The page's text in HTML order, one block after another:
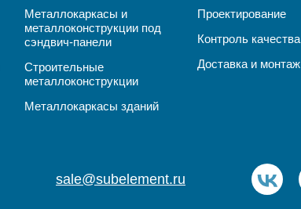
Металлокаркасы и
металлоконструкции под
сэндвич-панели
Строительные
металлоконструкции
Металлокаркасы зданий
Проектирование
Контроль качества
Доставка и монтаж
sale@subelement.ru